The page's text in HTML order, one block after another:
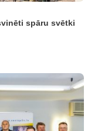
spāru svētki